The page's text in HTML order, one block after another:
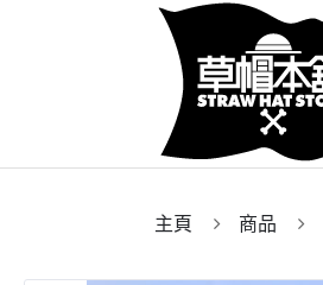
主頁 商品